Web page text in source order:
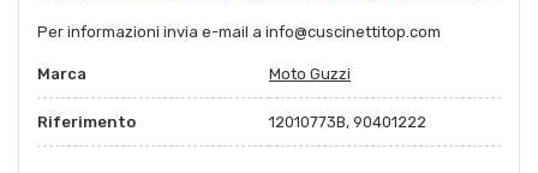
Per informazioni invia e-mail a info@cuscinettitop.com
Marca Moto Guzzi
Riferimento 12010773B, 90401222